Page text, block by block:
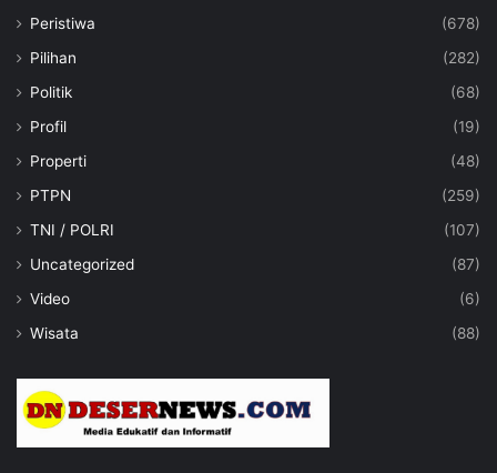
Peristiwa
(678)
Pilihan
(282)
Politik
(68)
Profil
(19)
Properti
(48)
PTPN
(259)
TNI / POLRI
(107)
Uncategorized
(87)
Video
(6)
Wisata
(88)